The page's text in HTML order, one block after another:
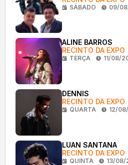
SÁBADO 09/
ALINE BARROS
RECINTO DA EXPO
TERÇA 11/08/
DENNIS
RECINTO DA EXPO
QUARTA 12/
LUAN SANTANA
RECINTO DA EXPO
QUINTA 13/08/